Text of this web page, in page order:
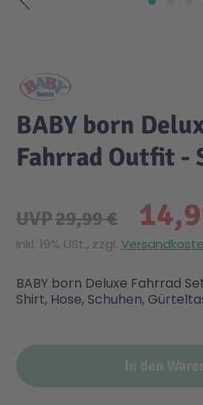
Sicherheit
Krimi / Thriller
Liebesromane
Zeit & Reise
Kuscheltiere
Puppen & Puppenzubehör
Holzspielwaren
Elektronische Spielwaren
Kreativ
DC Comics™ Super Heroes
Disney
Friends
Jurassic World™
Harry Potter™
Country
Fairies
Figures
Fun Stars
Heroes
BABY born
Fahrrad Outfit -
UVP29,99 €
Inkl. 19% USt., zzgl.
BABY born Deluxe Fahrrad
Shirt, Hose, Schuhen,
In den